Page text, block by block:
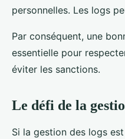
personnelles. Les logs
Par conséquent, une
essentielle pour
éviter les sanctions.
Le défi de la
Si la gestion des logs